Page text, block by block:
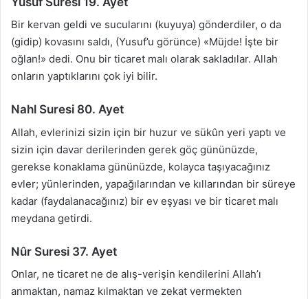
Bir kervan geldi ve sucularını (kuyuya) gönderdiler, o da
(gidip) kovasını saldı, (Yusuf’u görünce) «Müjde! İşte bir
oğlan!» dedi. Onu bir ticaret malı olarak sakladılar. Allah
onların yaptıklarını çok iyi bilir.
Nahl Suresi 80. Ayet
Allah, evlerinizi sizin için bir huzur ve sükûn yeri yaptı ve
sizin için davar derilerinden gerek göç gününüzde,
gerekse konaklama gününüzde, kolayca taşıyacağınız
evler; yünlerinden, yapağılarından ve kıllarından bir süreye
kadar (faydalanacağınız) bir ev eşyası ve bir ticaret malı
meydana getirdi.
Nûr Suresi 37. Ayet
Onlar, ne ticaret ne de alış-verişin kendilerini Allah’ı
anmaktan, namaz kılmaktan ve zekat vermekten